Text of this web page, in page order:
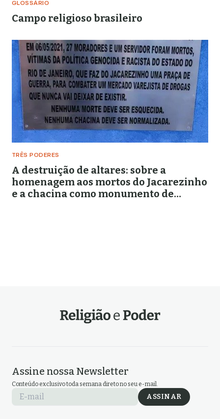
GLOSSÁRIO
Campo religioso brasileiro
TRÊS PODERES
A destruição de altares: sobre a
homenagem aos mortos do Jacarezinho
e a chacina como monumento de
Assine nossa Newsletter
Conteúdo exclusivo toda semana direto no seu e-mail.
E-mail ASSINAR